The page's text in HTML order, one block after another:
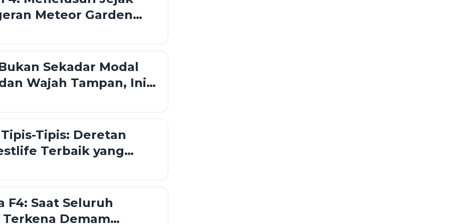
Meteor Garden
Senior
Sekadar Modal
Wajah Tampan, Ini
Jarang Terungkap
Tipis: Deretan
Terbaik yang
Playlist Kamu
F4: Saat Seluruh
Demam